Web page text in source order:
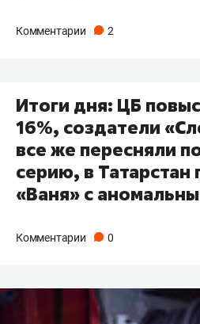
Комментарии 2
Итоги дня: ЦБ
16%, создатели
все же пересняли
серию, в
«Ваня» с
Комментарии 0